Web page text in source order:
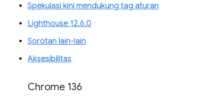
Spekulasi kini mendukung tag aturan
Lighthouse 12.6.0
Sorotan lain-lain
Aksesibilitas
Chrome 136